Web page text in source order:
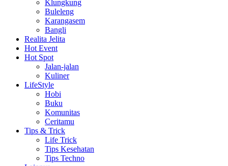
Klungkung
Buleleng
Karangasem
Bangli
Realita Jelita
Hot Event
Hot Spot
Jalan-jalan
Kuliner
LifeStyle
Hobi
Buku
Komunitas
Ceritamu
Tips & Trick
Life Trick
Tips Kesehatan
Tips Techno